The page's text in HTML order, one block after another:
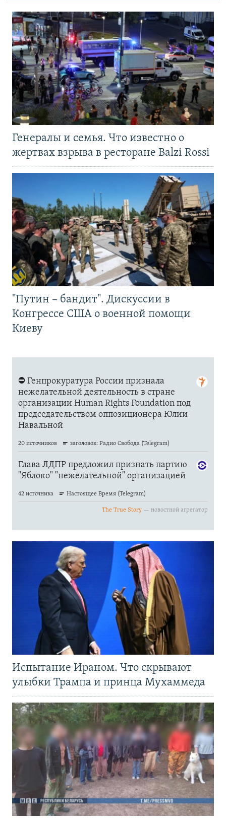
Генералы и семья. Что известно о
жертвах взрыва в ресторане Balzi Rossi
"Путин – бандит". Дискуссии в
Конгрессе США о военной помощи
Киеву
Испытание Ираном. Что скрывают
улыбки Трампа и принца Мухаммеда